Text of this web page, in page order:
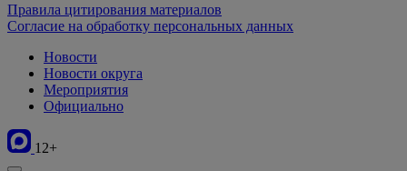
Правила цитирования материалов
Согласие на обработку персональных данных
Новости
Новости округа
Мероприятия
Официально
12+